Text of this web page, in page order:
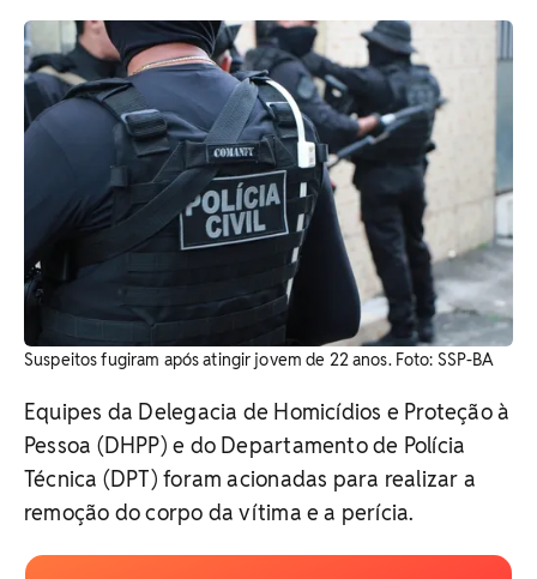
Suspeitos fugiram após atingir jovem de 22 anos. Foto: SSP-BA
Equipes da Delegacia de Homicídios e Proteção à
Pessoa (DHPP) e do Departamento de Polícia
Técnica (DPT) foram acionadas para realizar a
remoção do corpo da vítima e a perícia.